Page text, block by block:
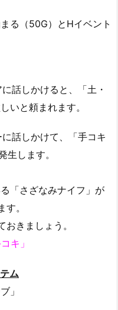
る（50G）とHイベント
話しかけると、「土・
いと頼まれます。
話しかけて、「手コキ
生します。
「さざなみナイフ」が
。
きましょう。
キ」
ム
」